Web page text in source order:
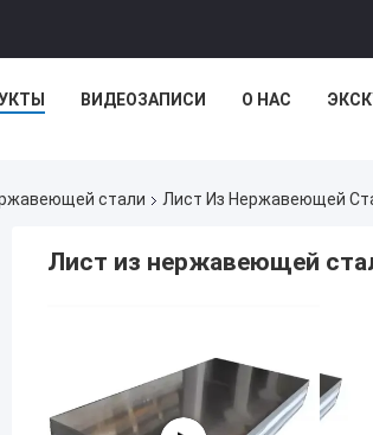
ВИДЕОЗАПИСИ О НАС
стали Лист Из Нержавеющей
Лист из нержавеющей